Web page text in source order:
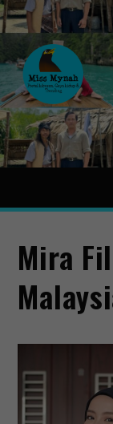
Mira